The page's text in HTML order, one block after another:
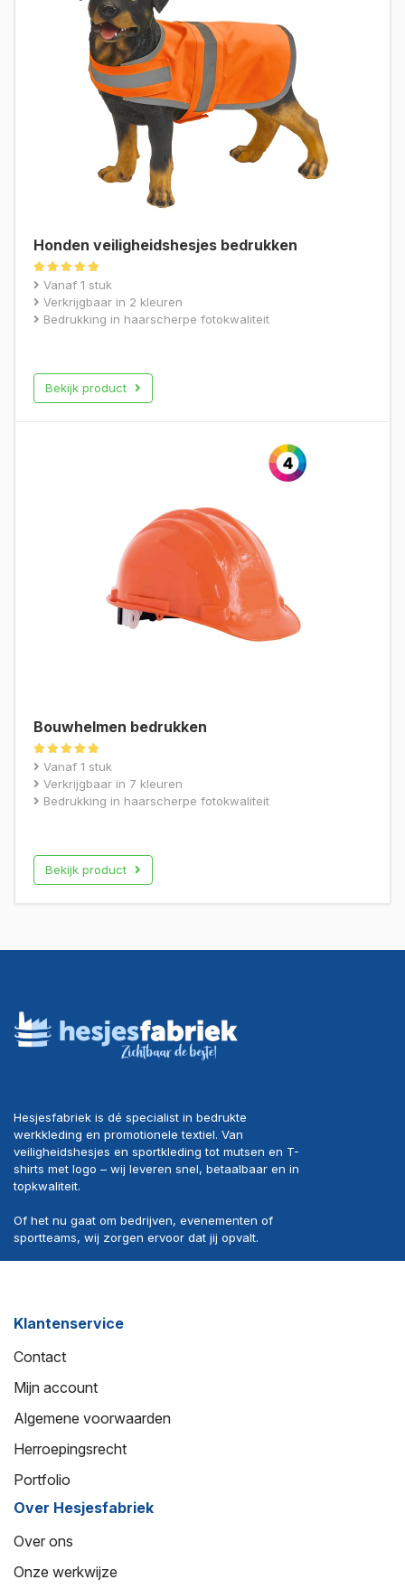
Honden veiligheidshesjes bedrukken
Gewaardeerd
5.00
uit 5
Vanaf 1 stuk
Verkrijgbaar in 2 kleuren
Bedrukking in haarscherpe fotokwaliteit
Bekijk product
Bouwhelmen bedrukken
Gewaardeerd
4.82
uit 5
Vanaf 1 stuk
Verkrijgbaar in 7 kleuren
Bedrukking in haarscherpe fotokwaliteit
Bekijk product
Hesjesfabriek is dé specialist in bedrukte
werkkleding en promotionele textiel. Van
veiligheidshesjes en sportkleding tot mutsen en T-
shirts met logo – wij leveren snel, betaalbaar en in
topkwaliteit.
Of het nu gaat om bedrijven, evenementen of
sportteams, wij zorgen ervoor dat jij opvalt.
Klantenservice
Contact
Mijn account
Algemene voorwaarden
Herroepingsrecht
Portfolio
Over Hesjesfabriek
Over ons
Onze werkwijze